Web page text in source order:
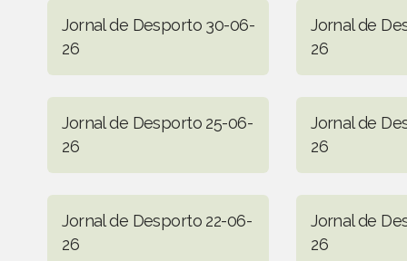
Jornal de Desporto 30-06-
26
Jornal de
26
Jornal de Desporto 25-06-
26
Jornal de
26
Jornal de Desporto 22-06-
26
Jornal de
26